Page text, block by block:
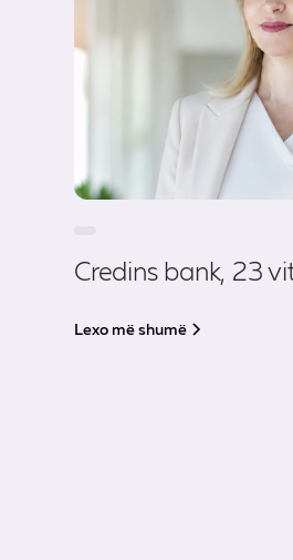
Credins bank, 23
Lexo më shumë